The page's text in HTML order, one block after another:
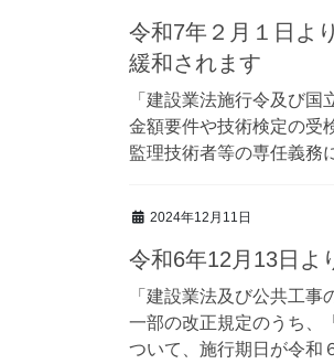
令和7年２月１日よ
緩和されます
「建設業法施行令及び
金額要件や技術検定の受
監理技術者等の専任義務
2024年12月11日
令和6年12月13日よ
「建設業法及び公共工
一部の改正規定のうち、
ついて、施行期日が令和